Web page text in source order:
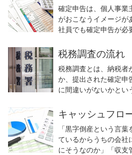
確定申告は、個人事業
がおこなうイメージが
社員でも確定申告が
税務調査の流れ
税務調査とは、納税者
か、提出された確定申
に間違いがないかと
キャッシュフロ
「黒字倒産という言
ているからうちの会社
にそうなのか」「収